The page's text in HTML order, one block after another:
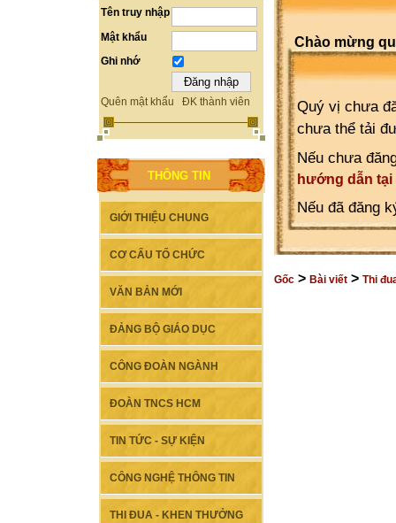
Tên truy nhập
Mật khẩu
Ghi nhớ
Quên mật khẩu ĐK thành viên
THÔNG TIN
GIỚI THIỆU CHUNG
CƠ CẤU TỔ CHỨC
VĂN BẢN MỚI
ĐẢNG BỘ GIÁO DỤC
CÔNG ĐOÀN NGÀNH
ĐOÀN TNCS HCM
TIN TỨC - SỰ KIỆN
CÔNG NGHỆ THÔNG TIN
THI ĐUA - KHEN THƯỞNG
Chào mừng
Quý vị chưa
chưa thể tải
Nếu chưa
hướng dẫn tại
Nếu đã đăng
Gốc > Bài viết > Thi